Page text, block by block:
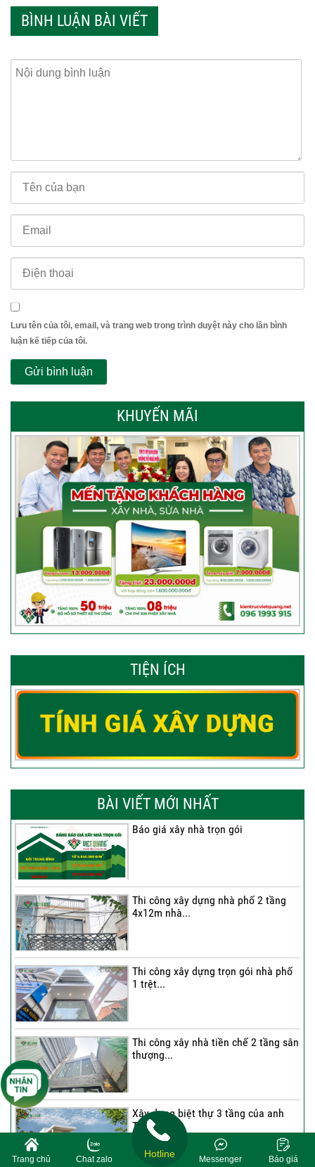
BÌNH LUẬN BÀI VIẾT
Lưu tên của tôi, email, và trang web trong trình duyệt này cho lần bình
luận kế tiếp của tôi.
KHUYẾN MÃI
TIỆN ÍCH
BÀI VIẾT MỚI NHẤT
Báo giá xây nhà trọn gói
Thi công xây dựng nhà phố 2 tầng
4x12m nhà...
Thi công xây dựng trọn gói nhà phố
1 trệt...
Thi công xây nhà tiền chế 2 tầng sân
thượng...
Xây dựng biệt thự 3 tầng của anh
Thiện ở...
Trang chủ Chat zalo Báo giá
Messenger
Hotline